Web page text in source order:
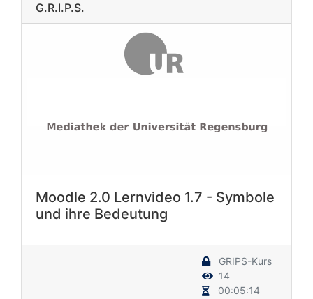
G.R.I.P.S.
Moodle 2.0 Lernvideo 1.7 - Symbole
und ihre Bedeutung
GRIPS-Kurs
14
00:05:14